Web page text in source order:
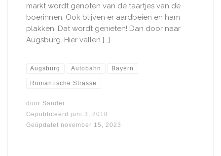
markt wordt genoten van de taartjes van de
boerinnen. Ook blijven er aardbeien en ham
plakken. Dat wordt genieten! Dan door naar
Augsburg. Hier vallen […]
Augsburg Autobahn Bayern
Romantische Strasse
door Sander
Gepubliceerd juni 3, 2018
Geüpdatet november 15, 2023